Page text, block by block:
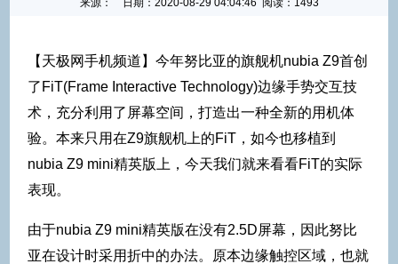
【天极网手机频道】今年努比亚的旗舰机nubia Z9首创
了FiT(Frame Interactive Technology)边缘手势交互技
术，充分利用了屏幕空间，打造出一种全新的用机体
验。本来只用在Z9旗舰机上的FiT，如今也移植到
nubia Z9 mini精英版上，今天我们就来看看FiT的实际
表现。
由于nubia Z9 mini精英版在没有2.5D屏幕，因此努比
亚在设计时采用折中的办法。原本边缘触控区域，也就